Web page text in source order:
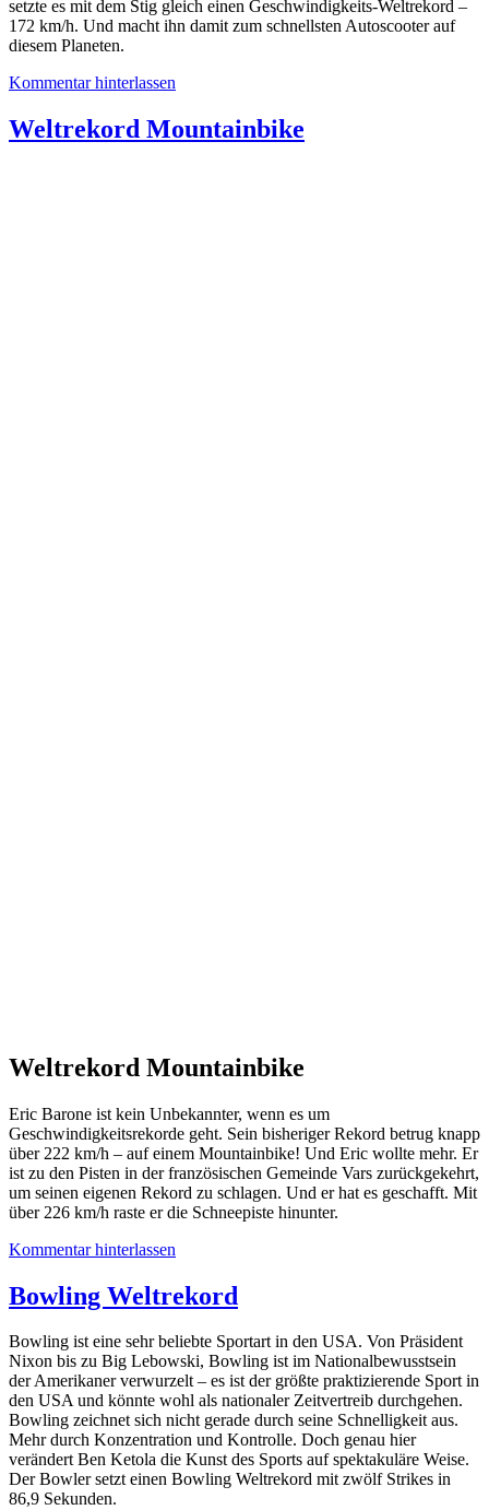
setzte es mit dem Stig gleich einen Geschwindigkeits-Weltrekord –
172 km/h. Und macht ihn damit zum schnellsten Autoscooter auf
diesem Planeten.
Kommentar hinterlassen
Weltrekord Mountainbike
Weltrekord Mountainbike
Eric Barone ist kein Unbekannter, wenn es um
Geschwindigkeitsrekorde geht. Sein bisheriger Rekord betrug knapp
über 222 km/h – auf einem Mountainbike! Und Eric wollte mehr. Er
ist zu den Pisten in der französischen Gemeinde Vars zurückgekehrt,
um seinen eigenen Rekord zu schlagen. Und er hat es geschafft. Mit
über 226 km/h raste er die Schneepiste hinunter.
Kommentar hinterlassen
Bowling Weltrekord
Bowling ist eine sehr beliebte Sportart in den USA. Von Präsident
Nixon bis zu Big Lebowski, Bowling ist im Nationalbewusstsein
der Amerikaner verwurzelt – es ist der größte praktizierende Sport in
den USA und könnte wohl als nationaler Zeitvertreib durchgehen.
Bowling zeichnet sich nicht gerade durch seine Schnelligkeit aus.
Mehr durch Konzentration und Kontrolle. Doch genau hier
verändert Ben Ketola die Kunst des Sports auf spektakuläre Weise.
Der Bowler setzt einen Bowling Weltrekord mit zwölf Strikes in
86,9 Sekunden.